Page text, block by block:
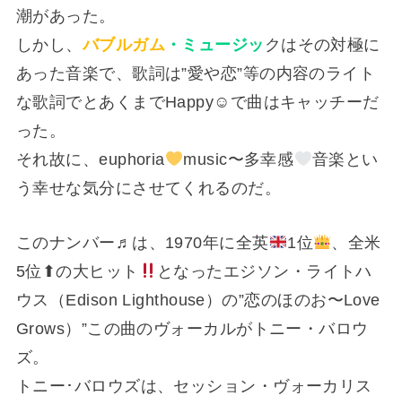
潮があった。
しかし、バブルガム ・ミュージッ クはその対極に
あった音楽で、歌詞は”愛や恋”等の内容のライト
な歌詞でとあくまでHappy☺で曲はキャッチーだ
った。
それ故に、euphoria
music〜多幸感
音楽とい
う幸せな気分にさせてくれるのだ。
このナンバー♬は、1970年に全英 1位
、全米
5位⬆の大ヒット
となったエジソン・ライトハ
ウス（Edison Lighthouse）の”恋のほのお〜Love
Grows）”この曲のヴォーカルがトニー・バロウ
ズ。
トニー･バロウズは、セッション・ヴォーカリス